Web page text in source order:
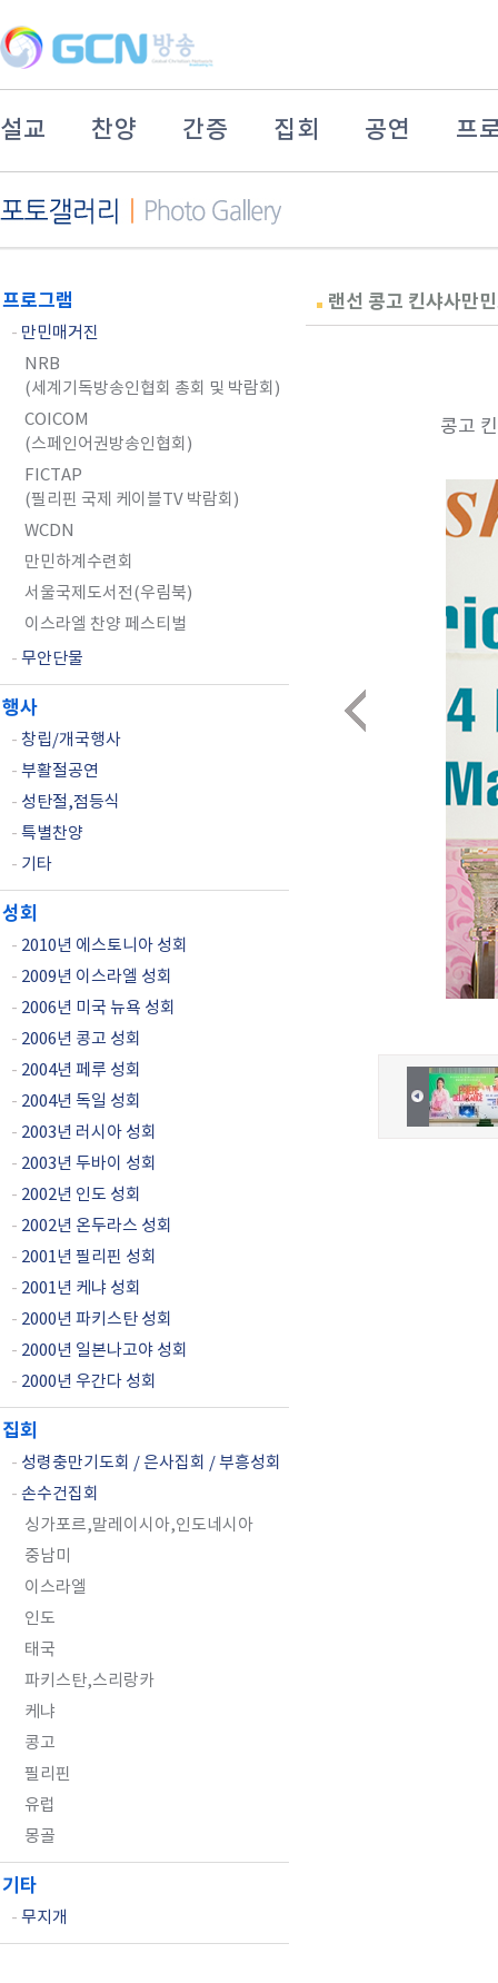
설교 찬양 간증 집회 공연 프
프로그램
- 만민매거진
NRB
(세계기독방송인협회 총회 및 박람회)
COICOM
(스페인어권방송인협회)
FICTAP
(필리핀 국제 케이블TV 박람회)
WCDN
만민하계수련회
서울국제도서전(우림북)
이스라엘 찬양 페스티벌
- 무안단물
행사
- 창립/개국행사
- 부활절공연
- 성탄절,점등식
- 특별찬양
- 기타
성회
- 2010년 에스토니아 성회
- 2009년 이스라엘 성회
- 2006년 미국 뉴욕 성회
- 2006년 콩고 성회
- 2004년 페루 성회
- 2004년 독일 성회
- 2003년 러시아 성회
- 2003년 두바이 성회
- 2002년 인도 성회
- 2002년 온두라스 성회
- 2001년 필리핀 성회
- 2001년 케냐 성회
- 2000년 파키스탄 성회
- 2000년 일본나고야 성회
- 2000년 우간다 성회
집회
- 성령충만기도회 / 은사집회 / 부흥성회
- 손수건집회
싱가포르,말레이시아,인도네시아
중남미
이스라엘
인도
태국
파키스탄,스리랑카
케냐
콩고
필리핀
유럽
몽골
기타
- 무지개
랜선 콩고 킨샤사만
콩고